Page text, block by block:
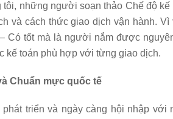
tôi, những người soạn thảo Chế độ
và cách thức giao dịch vận hành.
Có tốt mà là người nắm được
kế toán phù hợp với từng giao dịch.
Chuẩn mực quốc tế
triển và ngày càng hội nhập với